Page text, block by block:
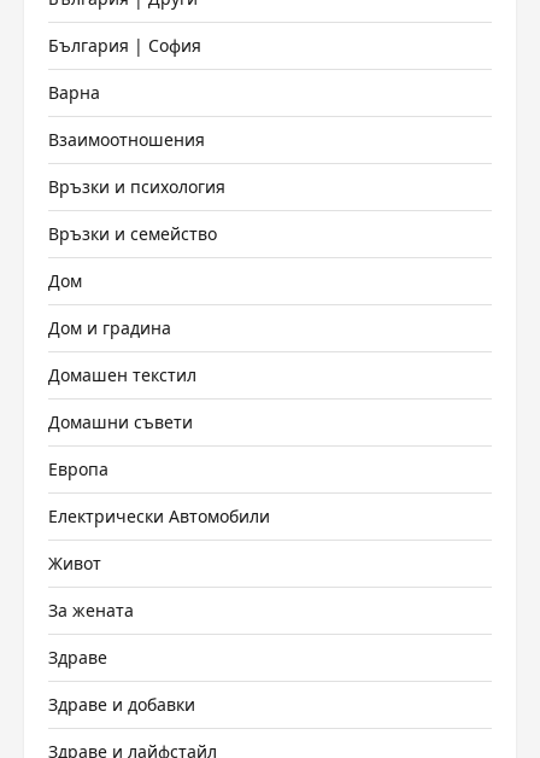
България | София
Варна
Взаимоотношения
Връзки и психология
Връзки и семейство
Дом
Дом и градина
Домашен текстил
Домашни съвети
Европа
Електрически Автомобили
Живот
За жената
Здраве
Здраве и добавки
Здраве и лайфстайл